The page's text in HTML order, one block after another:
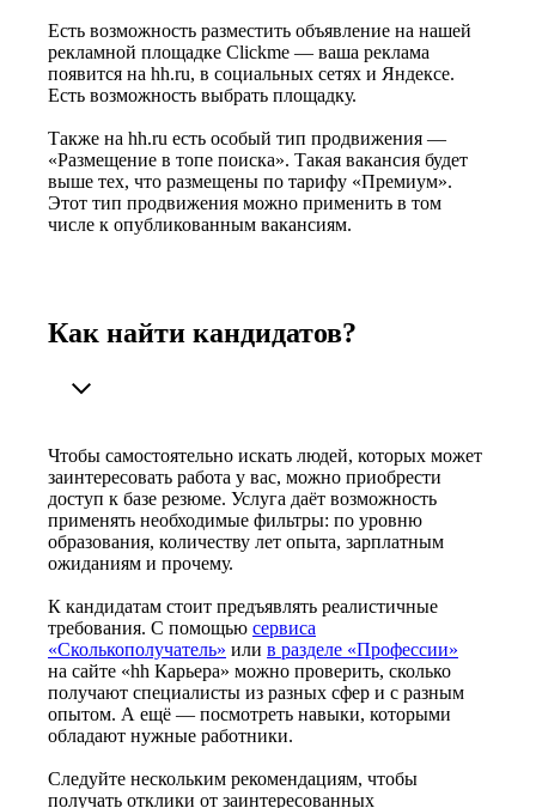
Есть возможность разместить объявление на нашей
рекламной площадке Clickme — ваша реклама
появится на hh.ru, в социальных сетях и Яндексе.
Есть возможность выбрать площадку.
Также на hh.ru есть особый тип продвижения —
«Размещение в топе поиска». Такая вакансия будет
выше тех, что размещены по тарифу «Премиум».
Этот тип продвижения можно применить в том
числе к опубликованным вакансиям.
Как найти кандидатов?
Чтобы самостоятельно искать людей, которых может
заинтересовать работа у вас, можно приобрести
доступ к базе резюме. Услуга даёт возможность
применять необходимые фильтры: по уровню
образования, количеству лет опыта, зарплатным
ожиданиям и прочему.
К кандидатам стоит предъявлять реалистичные
требования. С помощью сервиса
«Сколькополучатель» или в разделе «Профессии»
на сайте «hh Карьера» можно проверить, сколько
получают специалисты из разных сфер и с разным
опытом. А ещё — посмотреть навыки, которыми
обладают нужные работники.
Следуйте нескольким рекомендациям, чтобы
получать отклики от заинтересованных